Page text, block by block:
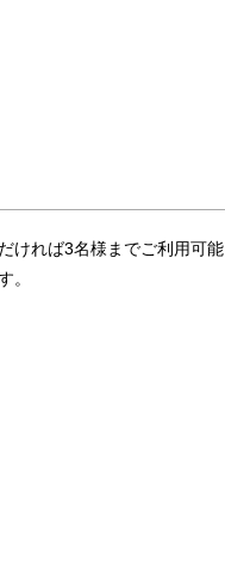
ければ3名様までご利用可能
。